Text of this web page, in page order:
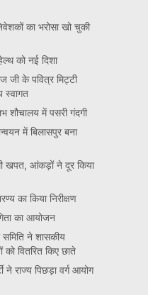
का भरोसा खो चुकी
को नई दिशा
जी के पवित्र मिट्टी
स्वागत
शौचालय में पसरी गंदगी
में बिलासपुर बना
खपत, आंकड़ों ने दूर किया
का किया निरीक्षण
का आयोजन
समिति ने शासकीय
को वितरित किए छाते
ने राज्य पिछड़ा वर्ग आयोग